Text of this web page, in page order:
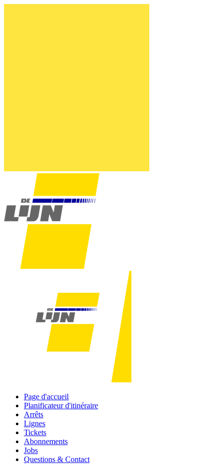
Page d'accueil
Planificateur d'itinéraire
Arrêts
Lignes
Tickets
Abonnements
Jobs
Questions & Contact